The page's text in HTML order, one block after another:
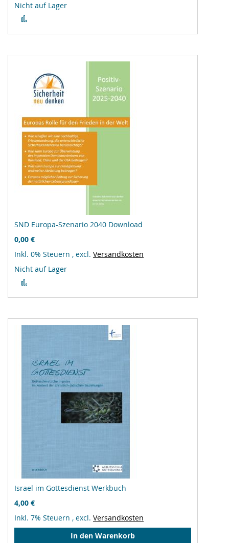
Nicht auf Lager
hinzufügen
SND Europa-Szenario 2040 Download
0,00 €
Inkl. 0% Steuern , excl. Versandkosten
Nicht auf Lager
hinzufügen
Israel im Gottesdienst Werkbuch
4,00 €
Inkl. 7% Steuern , excl. Versandkosten
In den Warenkorb